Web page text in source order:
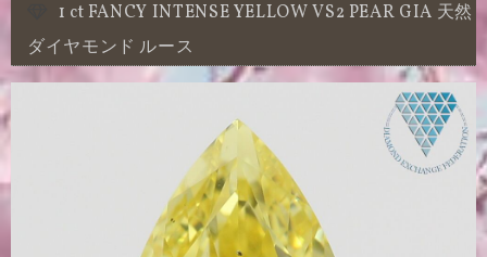
1 ct FANCY INTENSE YELLOW VS2 PEAR GIA 天然
ダイヤモンド ルース